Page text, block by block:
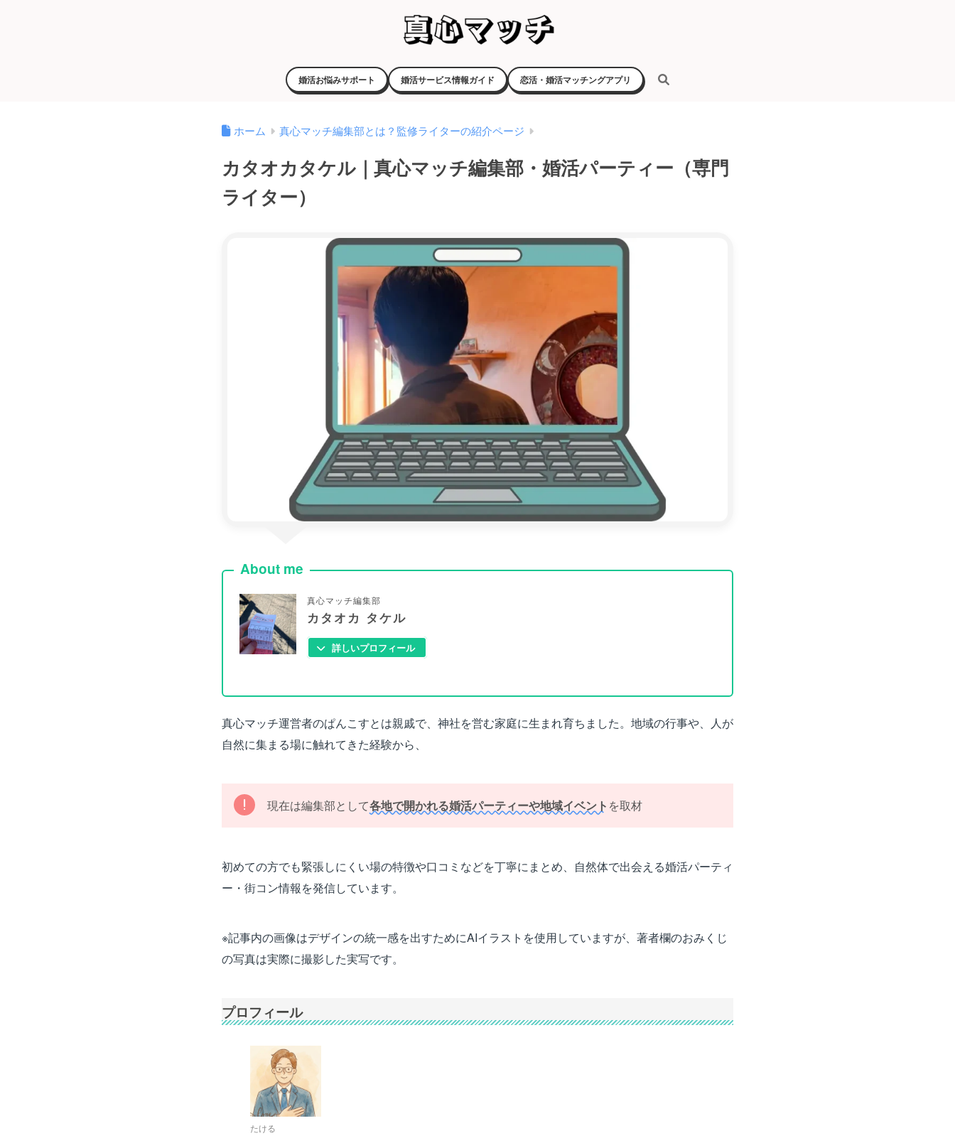
婚活お悩みサポート 婚活サービス情報ガイド 恋活・婚活マッチングアプリ
ホーム 真心マッチ編集部とは？監修ライターの紹介ページ
カタオカタケル｜真心マッチ編集部・婚活パーティー（専門
ライター）
About me
真心マッチ編集部
カタオカ タケル
詳しいプロフィール
真心マッチ運営者のぱんこすとは親戚で、神社を営む家庭に生まれ育ちました。地域の行事や、人が
自然に集まる場に触れてきた経験から、
現在は編集部として各地で開かれる婚活パーティーや地域イベント を取材
初めての方でも緊張しにくい場の特徴や口コミなどを丁寧にまとめ、自然体で出会える婚活パーティ
ー・街コン情報を発信しています。
※記事内の画像はデザインの統一感を出すためにAIイラストを使用していますが、著者欄のおみくじ
の写真は実際に撮影した実写です。
プロフィール
たける